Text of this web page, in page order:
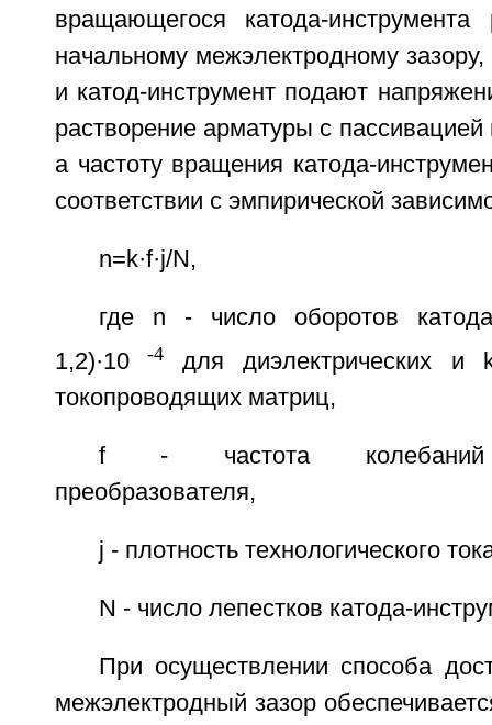
вращающегося катода-инструмента
начальному межэлектродному зазору,
и катод-инструмент подают
растворение арматуры с
а частоту вращения катода-
соответствии с эмпирической
n=k·f·j/N,
где n - число оборотов
1,2)·10-4для диэлектрических и
токопроводящих матриц,
f - частота колебаний
преобразователя,
j - плотность технологического
N - число лепестков катода-
При осуществлении способа
межэлектродный зазор